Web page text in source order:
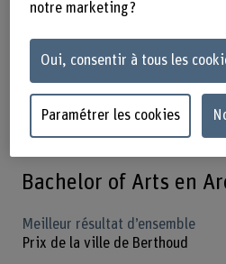
Distinctions pour
prestations
Dans toutes les filières de
ou leur prestation d’études :
Bachelor of Arts en
Meilleur résultat d’ensemble
Prix de la ville de Berthoud
notre marketing ?
Oui, consentir à tous les
Paramétrer les cookies